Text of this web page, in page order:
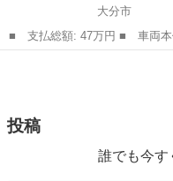
大分市
■ 支払総額: 47万円 ■ 車両本体価格： 300,000 円 ■ メーカー
名： ＢＭＷ ■ 車種名： Ｚ
オープン キーレスエントリ
投稿
誰でも今す